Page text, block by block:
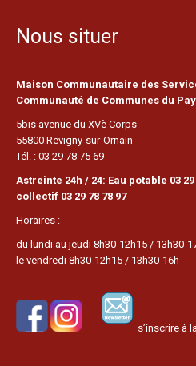
Nous situer
Maison Communautaire des
Communauté de Communes du
5bis avenue du XVè Corps
55800 Revigny-sur-Ornain
Tél. : 03 29 78 75 69
Astreinte 24h / 24: Eau potable 03
collectif 03 29 78 78 97
Horaires :
du lundi au jeudi 8h30-12h15 / 13h30-
le vendredi 8h30-12h15 / 13h30-16h
s’inscrire à